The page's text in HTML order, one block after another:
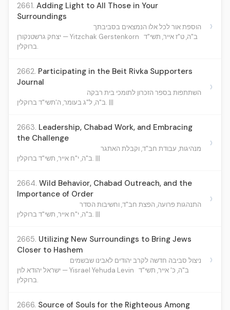
2661. Adding Light to All Those in Your
Surroundings
הוספת אור לכל אלו הנמצאים בסביבתך
יצחק גרשטנקורן — Yitzchak Gerstenkorn ב"ה, ט"ז אייר, תשי"ד
ברוקלין.
›
2662. Participating in the Beit Rivka Supporters
Journal
השתתפות בספר הזכרון לתומכי בית רבקה
ב"ה, ל"ג בעומר, ה'תשי"ד ברוקלין. |||
›
2663. Leadership, Chabad Work, and Embracing
the Challenge
מנהיגות, עבודת חב"ד, וקבלת האתגר
ב"ה, י"ח אייר, תשי"ד ברוקלין. |||
›
2664. Wild Behavior, Chabad Outreach, and the
Importance of Order
התנהגות פרועה, הפצת חב"ד, וחשיבות הסדר
ב"ה, י"ח אייר, תשי"ד ברוקלין. |||
›
2665. Utilizing New Surroundings to Bring Jews
Closer to Hashem
ניצול סביבה חדשה לקרב יהודים לאבינו שבשמים
ישראל יהודא לוין — Yisrael Yehuda Levin ב"ה, כ' אייר, תשי"ד
ברוקלין.
›
2666. Source of Souls for the Righteous Among